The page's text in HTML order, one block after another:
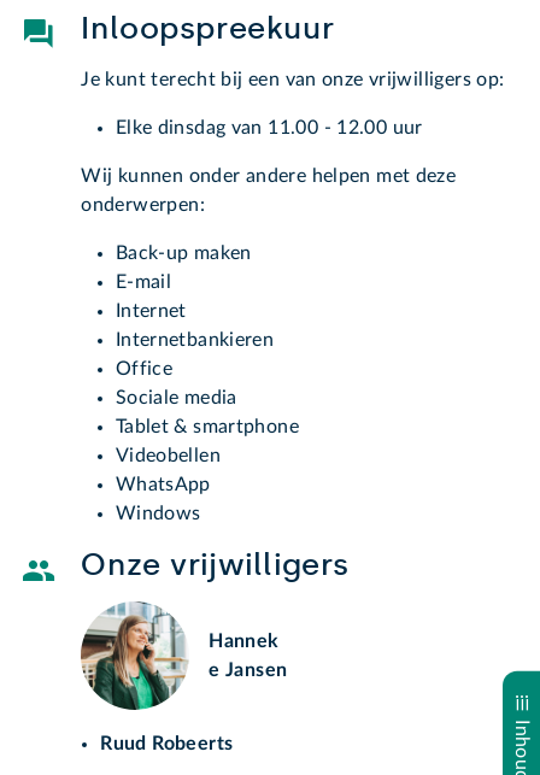
Inloopspreekuur
Je kunt terecht bij een van onze vrijwilligers op:
Elke dinsdag van 11.00 - 12.00 uur
Wij kunnen onder andere helpen met deze
onderwerpen:
Back-up maken
E-mail
Internet
Internetbankieren
Office
Sociale media
Tablet & smartphone
Videobellen
WhatsApp
Windows
Onze vrijwilligers
Hannek
e Jansen
Ruud Robeerts